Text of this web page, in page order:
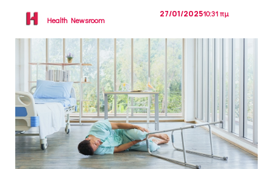
Health Newsroom
27/01/202510:31 πμ